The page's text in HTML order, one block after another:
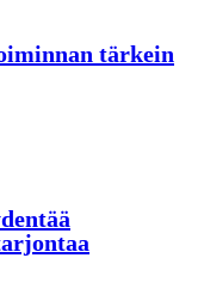
tärkein